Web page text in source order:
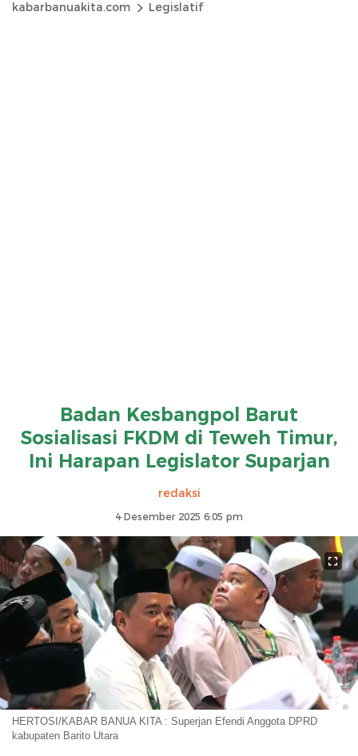
kabarbanuakita.com Legislatif
Badan Kesbangpol Barut
Sosialisasi FKDM di Teweh Timur,
Ini Harapan Legislator Suparjan
redaksi
4 Desember 2025 6:05 pm
HERTOSI/KABAR BANUA KITA : Superjan Efendi Anggota DPRD
kabupaten Barito Utara